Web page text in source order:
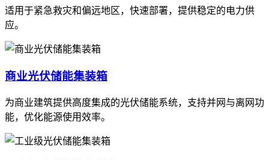
适用于紧急救灾和偏远地区，快速部署，提供稳定的电力供
应。
商业光伏储能集装箱
为商业建筑提供高度集成的光伏储能系统，支持并网与离网功
能，优化能源使用效率。